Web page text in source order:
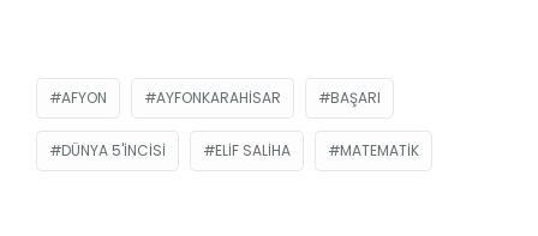
AFYON AYFONKARAHISAR BAŞARI
DÜNYA 5'INCISI ELIF SALIHA MATEMATIK